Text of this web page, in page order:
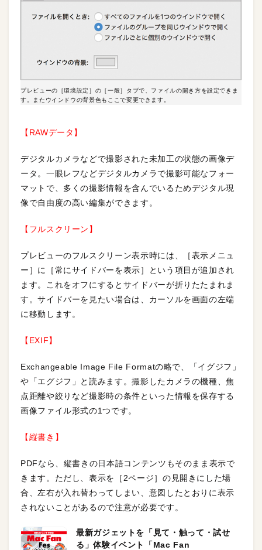
プレビューの［環境設定］の［一般］タブで、ファイルの開き方を設定できま
す。またウインドウの背景色もここで変更できます。
【RAWデータ】
デジタルカメラなどで撮影された未加工の状態の画像デ
ータ。一眼レフなどデジタルカメラで撮影可能なフォー
マットで、多くの撮影情報を含んでいるためデジタル現
像で自由度の高い編集ができます。
【フルスクリーン】
プレビューのフルスクリーン表示時には、［表示メニュ
ー］に［常にサイドバーを表示］という項目が追加され
ます。これをオフにするとサイドバーが折りたたまれま
す。サイドバーを見たい場合は、カーソルを画面の左端
に移動します。
【EXIF】
Exchangeable Image File Formatの略で、「イグジフ」
や「エグジフ」と読みます。撮影したカメラの機種、焦
点距離や絞りなど撮影時の条件といった情報を保存する
画像ファイル形式の1つです。
【縦書き】
PDFなら、縦書きの日本語コンテンツもそのまま表示で
きます。ただし、表示を［2ページ］の見開きにした場
合、左右が入れ替わってしまい、意図したとおりに表示
されないことがあるので注意が必要です。
最新ガジェットを「見て・触って・試せ
る」体験イベント「Mac Fan